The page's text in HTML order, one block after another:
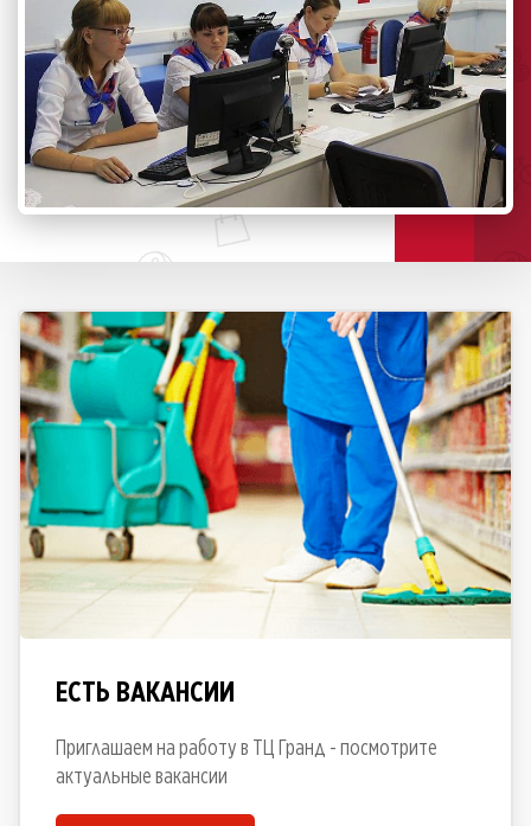
ЕСТЬ ВАКАНСИИ
Приглашаем на работу в ТЦ Гранд - посмотрите
актуальные вакансии